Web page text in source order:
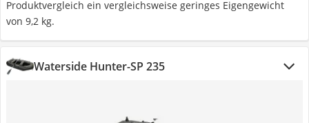
Produktvergleich ein vergleichsweise geringes Eigengewicht
von 9,2 kg.
Waterside Hunter-SP 235